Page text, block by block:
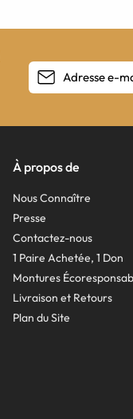
À propos de
Nous Connaître
Presse
Contactez-nous
1 Paire Achetée, 1 Don
Montures
Livraison et Retours
Plan du Site